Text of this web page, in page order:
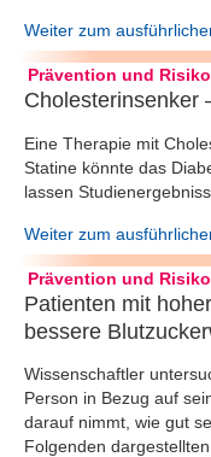
Weiter zum
Prävention und
Cholesterinsenker
Eine Therapie mit
Statine könnte das
lassen
Weiter zum
Prävention und
Patienten mit
bessere
Wissenschaftler
Person in Bezug auf
darauf nimmt, wie gut
Folgenden